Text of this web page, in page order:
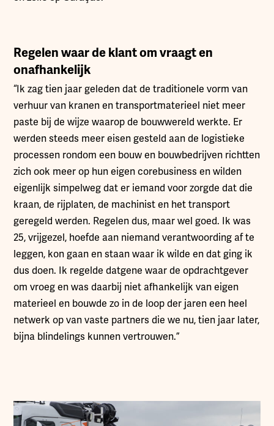
Regelen waar de klant om vraagt en
onafhankelijk
“Ik zag tien jaar geleden dat de traditionele vorm van
verhuur van kranen en transportmaterieel niet meer
paste bij de wijze waarop de bouwwereld werkte. Er
werden steeds meer eisen gesteld aan de logistieke
processen rondom een bouw en bouwbedrijven richtten
zich ook meer op hun eigen corebusiness en wilden
eigenlijk simpelweg dat er iemand voor zorgde dat die
kraan, de rijplaten, de machinist en het transport
geregeld werden. Regelen dus, maar wel goed. Ik was
25, vrijgezel, hoefde aan niemand verantwoording af te
leggen, kon gaan en staan waar ik wilde en dat ging ik
dus doen. Ik regelde datgene waar de opdrachtgever
om vroeg en was daarbij niet afhankelijk van eigen
materieel en bouwde zo in de loop der jaren een heel
netwerk op van vaste partners die we nu, tien jaar later,
bijna blindelings kunnen vertrouwen.”